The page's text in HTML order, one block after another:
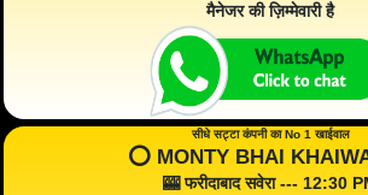
मैनेजर की ज़िम्मेवारी है
सीधे सट्टा कंपनी का No 1 खाईवाल
⭕️ MONTY BHAI
🎰 फरीदाबाद सवेरा --- 12:30